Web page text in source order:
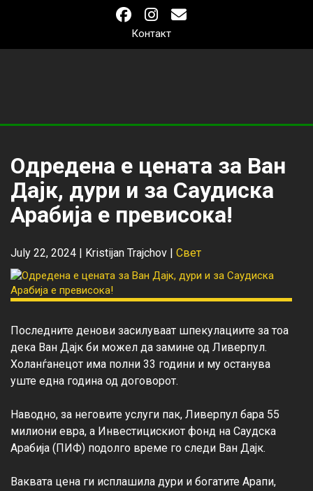
Контакт
Одредена е цената за Ван
Дајк, дури и за Саудиска
Арабија е превисока!
July 22, 2024 | Kristijan Trajchov | Свет
Последните денови засилуваат шпекулациите за тоа
дека Ван Дајк би можел да замине од Ливерпул.
Холанѓанецот има полни 33 години и му останува
уште една година од договорот.
Наводно, за неговите услуги пак, Ливерпул бара 55
милиони евра, а Инвестицискиот фонд на Саудска
Арабија (ПИФ) подолго време го следи Ван Дајк.
Ваквата цена ги исплашила дури и богатите Арапи,